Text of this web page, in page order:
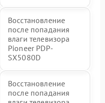
Восстановление
после попадания
влаги телевизора
Pioneer PDP-
SX5080D
Восстановление
после попадания